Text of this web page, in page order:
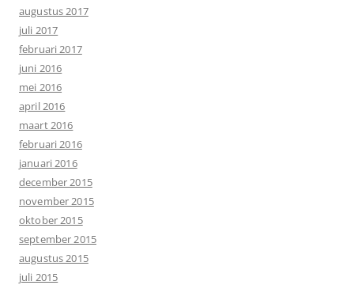
augustus 2017
juli 2017
februari 2017
juni 2016
mei 2016
april 2016
maart 2016
februari 2016
januari 2016
december 2015
november 2015
oktober 2015
september 2015
augustus 2015
juli 2015